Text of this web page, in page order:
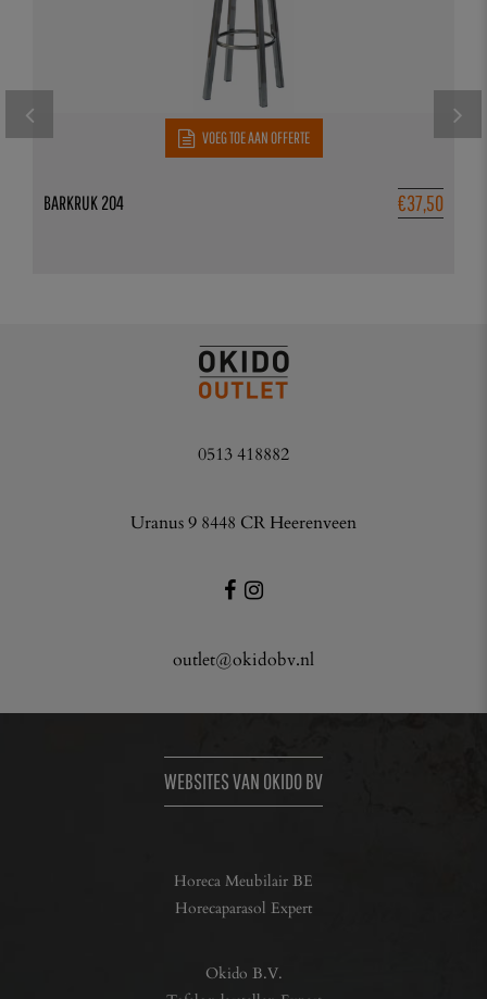
VOEG TOE AAN OFFERTE
€37,50
BARKRUK 204
0513 418882
Uranus 9 8448 CR Heerenveen
outlet@okidobv.nl
WEBSITES VAN OKIDO BV
Horeca Meubilair BE
Horecaparasol Expert
Okido B.V.